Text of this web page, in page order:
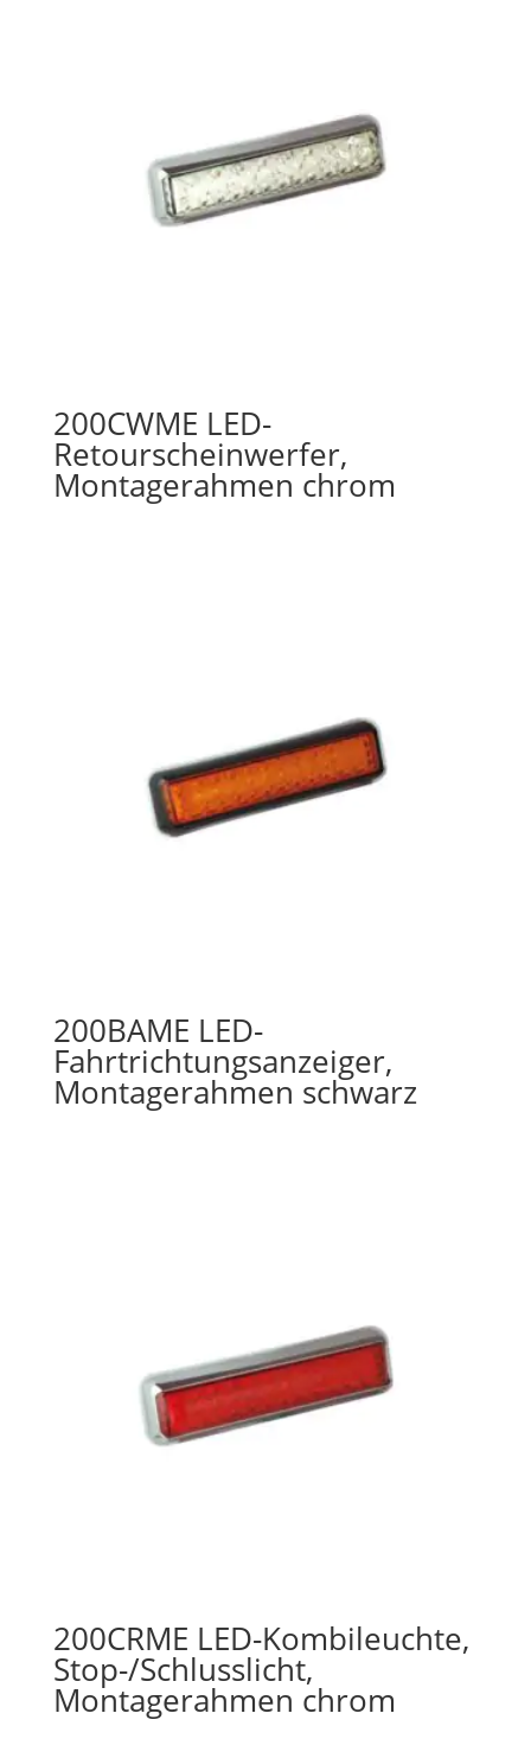
200CWME LED-
Retourscheinwerfer,
Montagerahmen chrom
200BAME LED-
Fahrtrichtungsanzeiger,
Montagerahmen schwarz
200CRME LED-Kombileuchte,
Stop-/Schlusslicht,
Montagerahmen chrom